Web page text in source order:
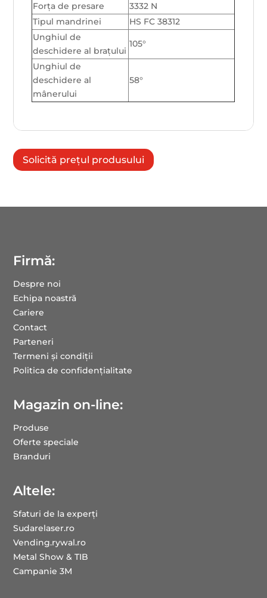
Forța de presare
3332 N
Tipul mandrinei
HS FC 38312
Unghiul de
deschidere al brațului
105°
Unghiul de
deschidere al
mânerului
58°
Solicită prețul produsului
Firmă:
Despre noi
Echipa noastră
Cariere
Contact
Parteneri
Termeni și condiții
Politica de confidențialitate
Magazin on-line:
Produse
Oferte speciale
Branduri
Altele:
Sfaturi de la experți
Sudarelaser.ro
Vending.rywal.ro
Metal Show & TIB
Campanie 3M